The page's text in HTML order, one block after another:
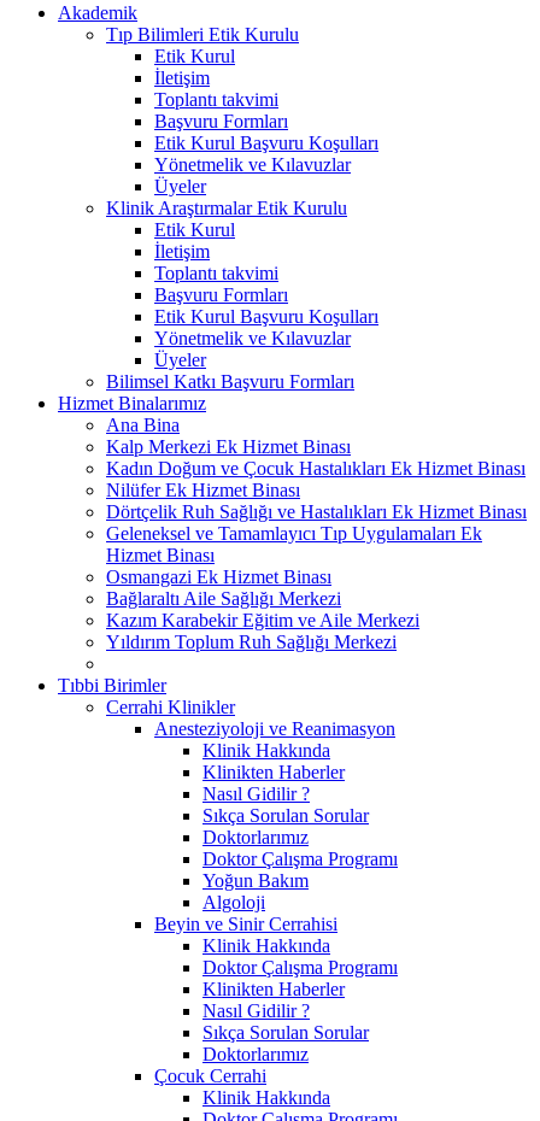
Akademik
Tıp Bilimleri Etik Kurulu
Etik Kurul
İletişim
Toplantı takvimi
Başvuru Formları
Etik Kurul Başvuru Koşulları
Yönetmelik ve Kılavuzlar
Üyeler
Klinik Araştırmalar Etik Kurulu
Etik Kurul
İletişim
Toplantı takvimi
Başvuru Formları
Etik Kurul Başvuru Koşulları
Yönetmelik ve Kılavuzlar
Üyeler
Bilimsel Katkı Başvuru Formları
Hizmet Binalarımız
Ana Bina
Kalp Merkezi Ek Hizmet Binası
Kadın Doğum ve Çocuk Hastalıkları Ek Hizmet Binası
Nilüfer Ek Hizmet Binası
Dörtçelik Ruh Sağlığı ve Hastalıkları Ek Hizmet Binası
Geleneksel ve Tamamlayıcı Tıp Uygulamaları Ek
Hizmet Binası
Osmangazi Ek Hizmet Binası
Bağlaraltı Aile Sağlığı Merkezi
Kazım Karabekir Eğitim ve Aile Merkezi
Yıldırım Toplum Ruh Sağlığı Merkezi
Tıbbi Birimler
Cerrahi Klinikler
Anesteziyoloji ve Reanimasyon
Klinik Hakkında
Klinikten Haberler
Nasıl Gidilir ?
Sıkça Sorulan Sorular
Doktorlarımız
Doktor Çalışma Programı
Yoğun Bakım
Algoloji
Beyin ve Sinir Cerrahisi
Klinik Hakkında
Doktor Çalışma Programı
Klinikten Haberler
Nasıl Gidilir ?
Sıkça Sorulan Sorular
Doktorlarımız
Çocuk Cerrahi
Klinik Hakkında